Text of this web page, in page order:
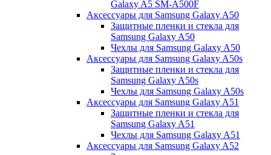
Galaxy A5 SM-A500F
Аксессуары для Samsung Galaxy A50
Защитные пленки и стекла для
Samsung Galaxy A50
Чехлы для Samsung Galaxy A50
Аксессуары для Samsung Galaxy A50s
Защитные пленки и стекла для
Samsung Galaxy A50s
Чехлы для Samsung Galaxy A50s
Аксессуары для Samsung Galaxy A51
Защитные пленки и стекла для
Samsung Galaxy A51
Чехлы для Samsung Galaxy A51
Аксессуары для Samsung Galaxy A52